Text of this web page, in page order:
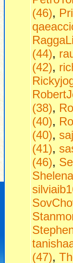
(46),
(44),
(42),
(38),
(40),
(40),
(41),
(46),
(47),